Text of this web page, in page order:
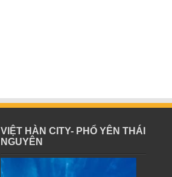
VIỆT HÀN CITY- PHỔ YÊN THÁI
NGUYÊN